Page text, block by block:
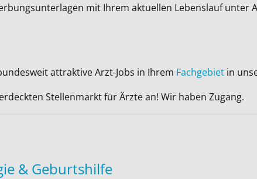
mit Ihrem aktuellen Lebenslauf unter
attraktive Arzt-Jobs in Ihrem Fachgebiet in
Stellenmarkt für Ärzte an! Wir haben Zugang.
& Geburtshilfe